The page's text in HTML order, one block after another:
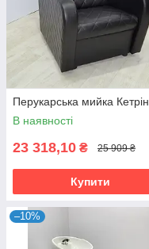
Перукарська мийка Кетрін
В наявності
23 318,10 ₴ 25 909 ₴
Купити
–10%